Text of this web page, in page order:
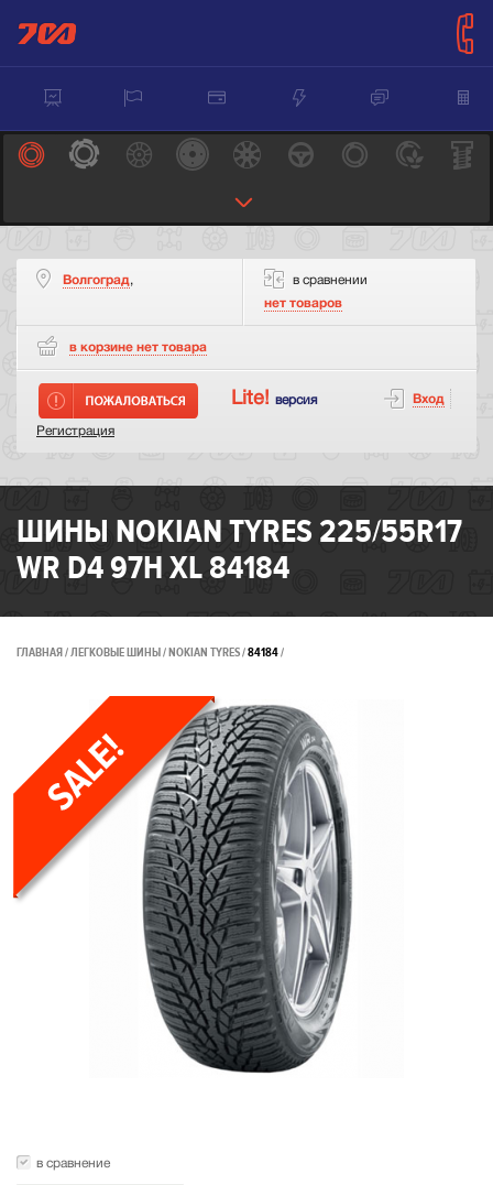
Волгоград,
в сравнении
нет товаров
в корзине нет товара
Lite! версия Вход
Регистрация
ШИНЫ NOKIAN TYRES 225/55R17
WR D4 97H XL 84184
ГЛАВНАЯ ЛЕГКОВЫЕ ШИНЫ NOKIAN TYRES 84184
в сравнение